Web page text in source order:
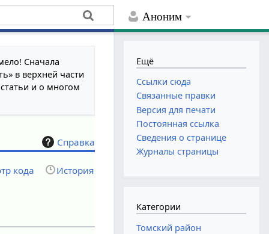
Аноним
Сначала
в верхней части
и о многом
Справка
кода История
Ещё
Ссылки сюда
Связанные правки
Версия для печати
Постоянная ссылка
Сведения о странице
Журналы страницы
Категории
Томский район